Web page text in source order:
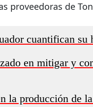
proveedoras de
cuantifican su
en mitigar y
la producción de